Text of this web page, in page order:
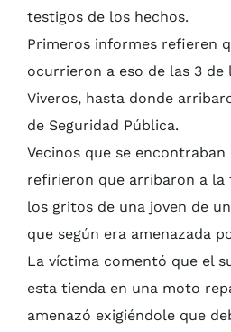
testigos de los hechos.
Primeros informes refieren
ocurrieron a eso de las 3
Viveros, hasta donde
de Seguridad Pública.
Vecinos que se
refirieron que arribaron a la
los gritos de una joven de
que según era amenazada
La víctima comentó que el
esta tienda en una moto
amenazó exigiéndole que